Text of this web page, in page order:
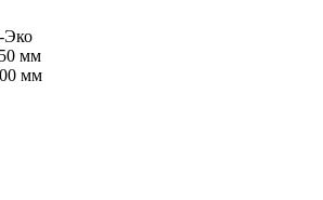
Эко
мм
мм